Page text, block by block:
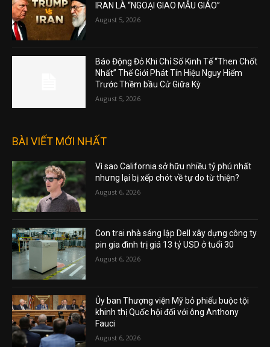
IRAN LÀ “NGOẠI GIAO MẪU GIÁO”
August 5, 2026
Báo Động Đỏ Khi Chỉ Số Kinh Tế “Then Chốt
Nhất” Thế Giới Phát Tín Hiệu Nguy Hiểm
Trước Thềm bầu Cử Giữa Kỳ
August 5, 2026
BÀI VIẾT MỚI NHẤT
Vì sao California sở hữu nhiều tỷ phú nhất
nhưng lại bị xếp chót về tự do từ thiện?
August 6, 2026
Con trai nhà sáng lập Dell xây dựng công ty
pin gia đình trị giá 13 tỷ USD ở tuổi 30
August 6, 2026
Ủy ban Thượng viện Mỹ bỏ phiếu buộc tội
khinh thị Quốc hội đối với ông Anthony
Fauci
August 6, 2026